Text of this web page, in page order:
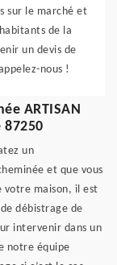
sur le marché et
de la
un devis de
nous !
ARTISAN
87250
un
et que vous
votre maison, il est
débistrage de
intervenir dans un
notre équipe